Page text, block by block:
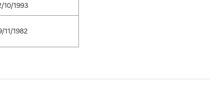
10/1993
11/1982